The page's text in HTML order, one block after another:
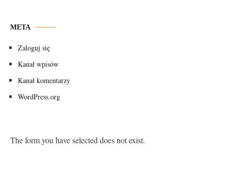
META
Zaloguj się
Kanał wpisów
Kanał komentarzy
WordPress.org
The form you have selected does not exist.